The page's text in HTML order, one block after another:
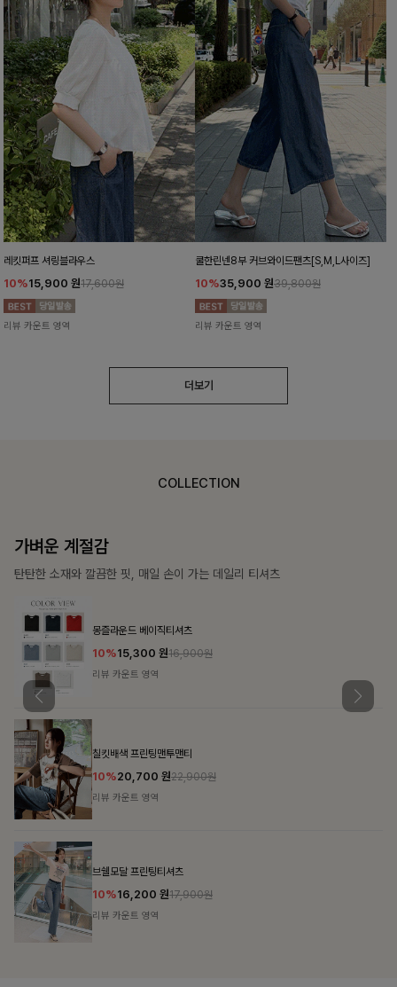
레킷퍼프 셔링블라우스
10%15,900 원17,600원
리뷰 카운트 영역
쿨한린넨8부 커브와이드팬츠[S,M,L사이즈]
10%35,900 원39,800원
리뷰 카운트 영역
더보기
COLLECTION
가장 쉬운 코디
특별한 날부터 일상까지 함께하는 룩